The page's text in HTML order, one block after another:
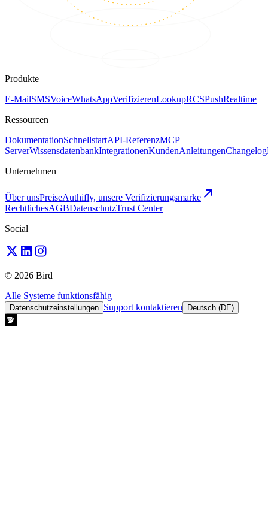
Produkte
E-MailSMSVoiceWhatsAppVerifizierenLookupRCSPushRealtime
Ressourcen
DokumentationSchnellstartAPI-ReferenzMCP
ServerWissensdatenbankIntegrationenKundenAnleitungenChangelog
Unternehmen
Über unsPreiseAuthifly, unsere Verifizierungsmarke
RechtlichesAGBDatenschutzTrust Center
Social
© 2026 Bird
Alle Systeme funktionsfähig
Datenschutzeinstellungen Support kontaktieren Deutsch (DE)